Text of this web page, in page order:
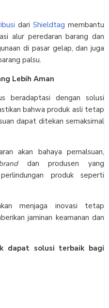
dari Shieldtag membantu
alur peredaran barang dan
di pasar gelap, dan juga
palsu.
Lebih Aman
beradaptasi dengan solusi
bahwa produk asli tetap
dapat ditekan semaksimal
akan bahaya pemalsuan,
dan produsen yang
produk seperti
menjaga inovasi tetap
jaminan keamanan dan
dapat solusi terbaik bagi